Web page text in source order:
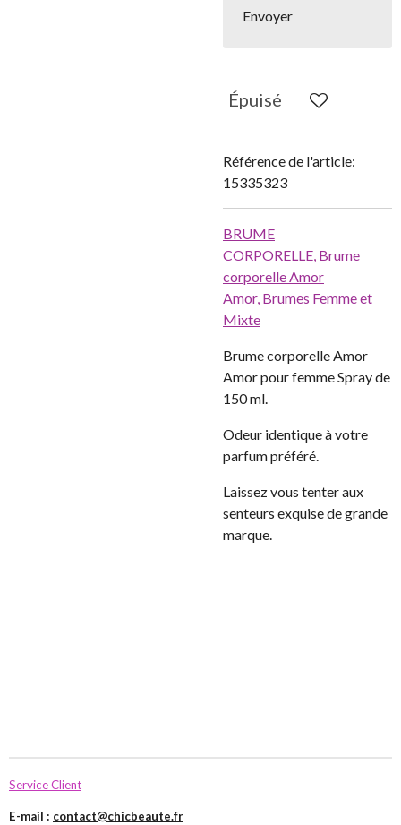
Envoyer
Épuisé
Référence de l'article:
15335323
BRUME
CORPORELLE, Brume
corporelle Amor
Amor, Brumes Femme et
Mixte
Brume corporelle Amor
Amor pour femme Spray de
150 ml.
Odeur identique à votre
parfum préféré.
Laissez vous tenter aux
senteurs exquise de grande
marque.
Service Client
E-mail : contact@chicbeaute.fr